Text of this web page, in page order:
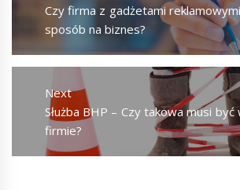
Previous
post:
Czy firma z gadżetami
sposób na biznes?
Next
Next
post:
Służba BHP – Czy takowa musi być
firmie?